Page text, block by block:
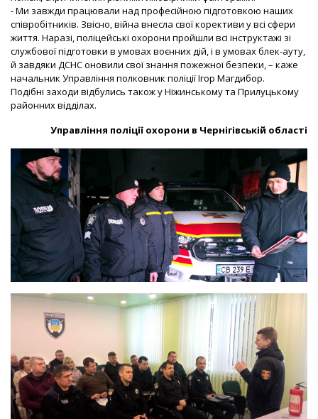
- Ми завжди працювали над професійною підготовкою наших
співробітників. Звісно, війна внесла свої корективи у всі сфери
життя. Наразі, поліцейські охорони пройшли всі інструктажі зі
службової підготовки в умовах воєнних дій, і в умовах блек-ауту,
й завдяки ДСНС оновили свої знання пожежної безпеки, – каже
начальник Управління полковник поліції Ігор Магдибор.
Подібні заходи відбулись також у Ніжинському та Прилуцькому
районних відділах.
Управління поліції охорони в Чернігівській області